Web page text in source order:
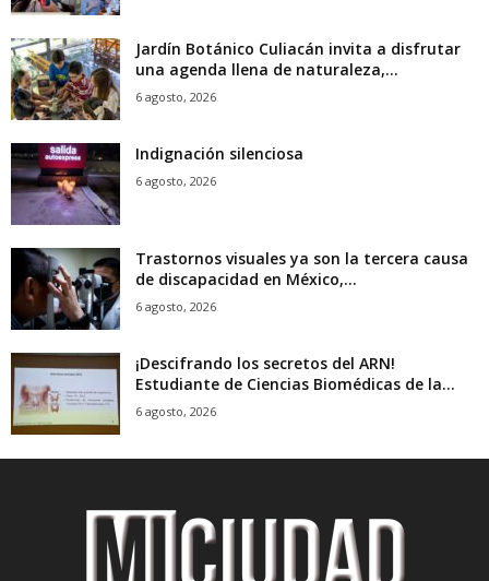
Jardín Botánico Culiacán invita a disfrutar
una agenda llena de naturaleza,...
6 agosto, 2026
Indignación silenciosa
6 agosto, 2026
Trastornos visuales ya son la tercera causa
de discapacidad en México,...
6 agosto, 2026
¡Descifrando los secretos del ARN!
Estudiante de Ciencias Biomédicas de la...
6 agosto, 2026